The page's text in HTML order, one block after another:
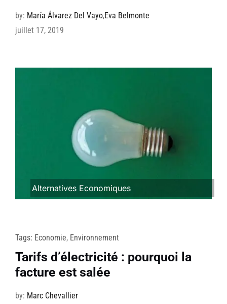
by: María Álvarez Del Vayo,Eva Belmonte
juillet 17, 2019
Alternatives Economiques
Tags: Economie, Environnement
Tarifs d’électricité : pourquoi la
facture est salée
by: Marc Chevallier